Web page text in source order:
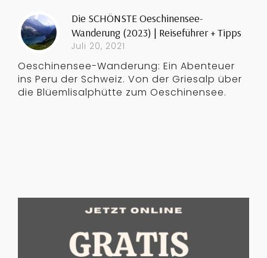
Die SCHÖNSTE Oeschinensee-
Wanderung (2023) | Reiseführer + Tipps
Juli 20, 2021
Oeschinensee-Wanderung: Ein Abenteuer
ins Peru der Schweiz. Von der Griesalp über
die Blüemlisalphütte zum Oeschinensee.